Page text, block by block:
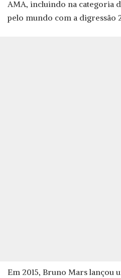
AMA, incluindo na categoria
pelo mundo com a digressão
Em 2015, Bruno Mars lançou